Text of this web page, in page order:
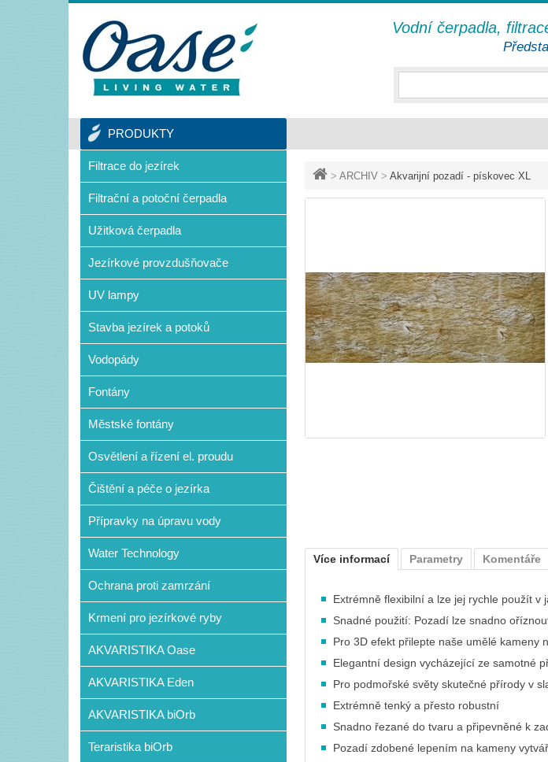
> ARCHIV > Akvarijní pozadí - pískovec XL
Více informací Parametry Komentáře
Extrémně flexibilní a lze jej rychle použít v
Snadné použití: Pozadí lze snadno
Pro 3D efekt přilepte naše umělé kameny
Elegantní design vycházející ze samotné
Pro podmořské světy skutečné přírody v
Extrémně tenký a přesto robustní
Snadno řezané do tvaru a připevněné k
Pozadí zdobené lepením na kameny
PRODUKTY
Filtrace do jezírek
Filtrační a potoční čerpadla
Užitková čerpadla
Jezírkové provzdušňovače
UV lampy
Stavba jezírek a potoků
Vodopády
Fontány
Městské fontány
Osvětlení a řízení el. proudu
Čištění a péče o jezírka
Přípravky na úpravu vody
Water Technology
Ochrana proti zamrzání
Krmení pro jezírkové ryby
AKVARISTIKA Oase
AKVARISTIKA Eden
AKVARISTIKA biOrb
Teraristika biOrb
Vodní čerpadla,